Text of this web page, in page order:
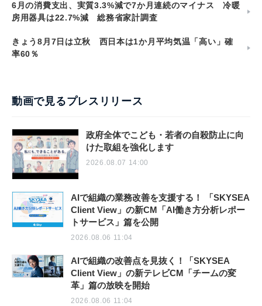
6月の消費支出、実質3.3%減で7か月連続のマイナス 冷暖
房用器具は22.7%減 総務省家計調査
きょう8月7日は立秋 西日本は1か月平均気温「高い」確
率60％
動画で見るプレスリリース
政府全体でこども・若者の自殺防止に向
けた取組を強化します
2026.08.07 14:00
AIで組織の業務改善を支援する！ 「SKYSEA
Client View」の新CM「AI働き方分析レポー
トサービス」篇を公開
2026.08.06 11:04
AIで組織の改善点を見抜く！「SKYSEA
Client View」の新テレビCM「チームの変
革」篇の放映を開始
2026.08.06 11:04